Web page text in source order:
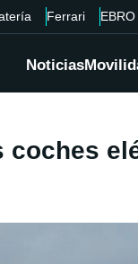
Ferrari EBRO
Noticias
coches